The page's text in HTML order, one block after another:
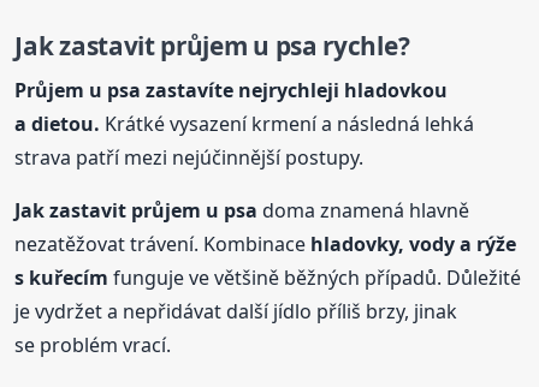
Jak zastavit průjem u psa rychle?
Průjem u psa zastavíte nejrychleji hladovkou
a dietou. Krátké vysazení krmení a následná lehká
strava patří mezi nejúčinnější postupy.
Jak zastavit průjem u psa doma znamená hlavně
nezatěžovat trávení. Kombinace hladovky, vody a rýže
s kuřecím funguje ve většině běžných případů. Důležité
je vydržet a nepřidávat další jídlo příliš brzy, jinak
se problém vrací.